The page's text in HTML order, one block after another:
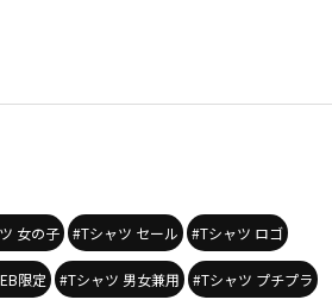
女の子 #Tシャツ セール #Tシャツ ロゴ
限定 #Tシャツ 男女兼用 #Tシャツ プチプラ